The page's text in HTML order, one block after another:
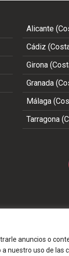
anuncios o
nuestro uso de las
Alicante
Cádiz
Girona
Granada
Málaga
Tarragona